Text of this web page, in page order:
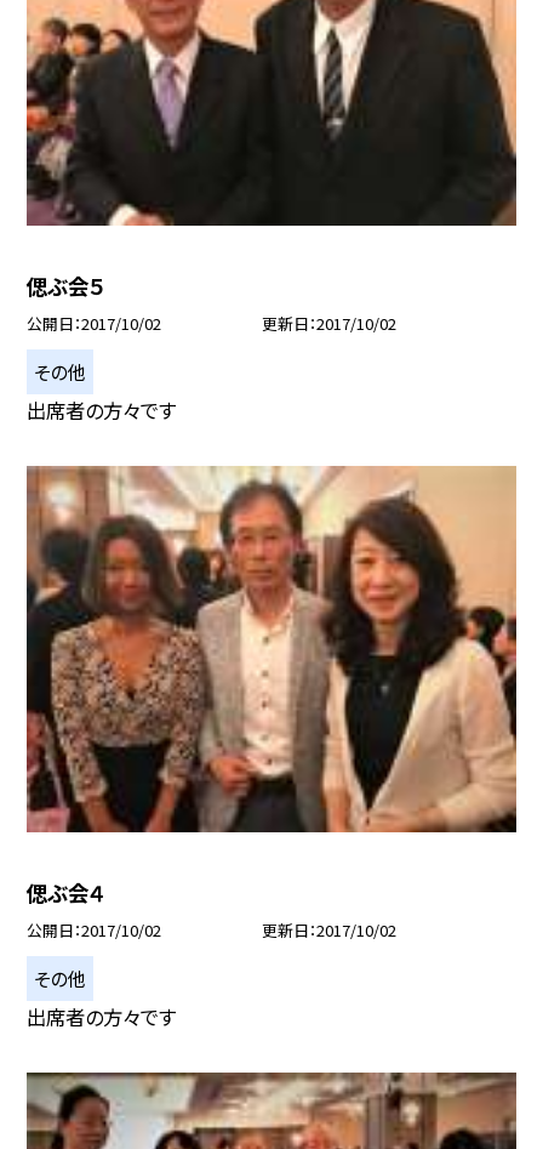
偲ぶ会５
公開日 2017/10/02 更新日 2017/10/02
その他
出席者の方々です
偲ぶ会４
公開日 2017/10/02 更新日 2017/10/02
その他
出席者の方々です